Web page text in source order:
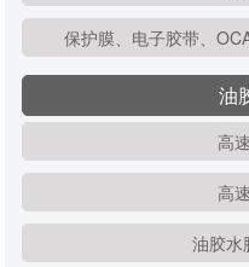
保护膜、电子胶带、
油
高
高
油胶水